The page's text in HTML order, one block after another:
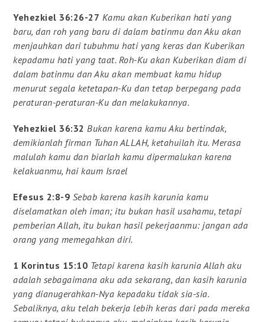
Yehezkiel 36:26-27 Kamu akan Kuberikan hati yang
baru, dan roh yang baru di dalam batinmu dan Aku akan
menjauhkan dari tubuhmu hati yang keras dan Kuberikan
kepadamu hati yang taat. Roh-Ku akan Kuberikan diam di
dalam batinmu dan Aku akan membuat kamu hidup
menurut segala ketetapan-Ku dan tetap berpegang pada
peraturan-peraturan-Ku dan melakukannya.
Yehezkiel 36:32 Bukan karena kamu Aku bertindak,
demikianlah firman Tuhan ALLAH, ketahuilah itu. Merasa
malulah kamu dan biarlah kamu dipermalukan karena
kelakuanmu, hai kaum Israel
Efesus 2:8-9 Sebab karena kasih karunia kamu
diselamatkan oleh iman; itu bukan hasil usahamu, tetapi
pemberian Allah, itu bukan hasil pekerjaanmu: jangan ada
orang yang memegahkan diri.
1 Korintus 15:10 Tetapi karena kasih karunia Allah aku
adalah sebagaimana aku ada sekarang, dan kasih karunia
yang dianugerahkan-Nya kepadaku tidak sia-sia.
Sebaliknya, aku telah bekerja lebih keras dari pada mereka